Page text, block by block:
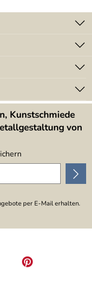
Kunstschmiede
von
per E-Mail erhalten.
Unternehmen
wird in anonymer Form
anklicke. Die
genommen.